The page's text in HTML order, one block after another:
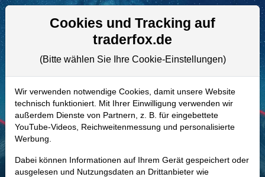
Aktien- und Artikelsuche
A1W9Z9 | SIVE–Sivers
Semiconductors Aktie
Realtime-Aktienkurs:
- - -
-
Cookies und Tracking auf
traderfox.de
(Bitte wählen Sie Ihre Cookie-Einstellungen)
Wir verwenden notwendige Cookies, damit unsere Website
technisch funktioniert. Mit Ihrer Einwilligung verwenden wir
außerdem Dienste von Partnern, z. B. für eingebettete
YouTube-Videos, Reichweitenmessung und personalisierte
Werbung.
Dabei können Informationen auf Ihrem Gerät gespeichert oder
ausgelesen und Nutzungsdaten an Drittanbieter wie